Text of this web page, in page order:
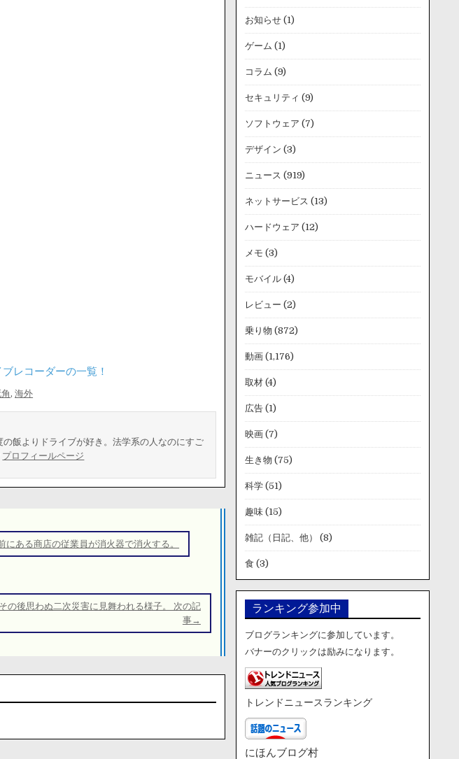
レコーダーの一覧！
,海外
飯よりドライブが好き。法学系の人なのにすご
プロフィールページ
ある商店の従業員が消火器で消火する。
の後思わぬ二次災害に見舞われる様子。 次の記
事→
お知らせ(1)
ゲーム (1)
コラム (9)
セキュリティ (9)
ソフトウェア (7)
デザイン (3)
ニュース (919)
ネットサービス (13)
ハードウェア (12)
メモ (3)
モバイル(4)
レビュー (2)
乗り物 (872)
動画(1,176)
取材(4)
広告(1)
映画(7)
生き物 (75)
科学(51)
趣味(15)
雑記（日記、他） (8)
食 (3)
ランキング参加中
ブログランキングに参加しています。
バナーのクリックは励みになります。
トレンドニュースランキング
にほんブログ村